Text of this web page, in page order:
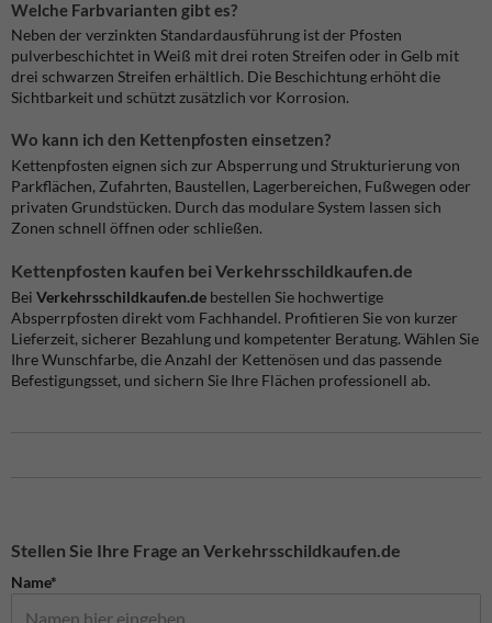
Welche Farbvarianten gibt es?
Neben der verzinkten Standardausführung ist der Pfosten
pulverbeschichtet in Weiß mit drei roten Streifen oder in Gelb mit
drei schwarzen Streifen erhältlich. Die Beschichtung erhöht die
Sichtbarkeit und schützt zusätzlich vor Korrosion.
Wo kann ich den Kettenpfosten einsetzen?
Kettenpfosten eignen sich zur Absperrung und Strukturierung von
Parkflächen, Zufahrten, Baustellen, Lagerbereichen, Fußwegen oder
privaten Grundstücken. Durch das modulare System lassen sich
Zonen schnell öffnen oder schließen.
Kettenpfosten kaufen bei Verkehrsschildkaufen.de
Bei Verkehrsschildkaufen.de bestellen Sie hochwertige
Absperrpfosten direkt vom Fachhandel. Profitieren Sie von kurzer
Lieferzeit, sicherer Bezahlung und kompetenter Beratung. Wählen Sie
Ihre Wunschfarbe, die Anzahl der Kettenösen und das passende
Befestigungsset, und sichern Sie Ihre Flächen professionell ab.
Stellen Sie Ihre Frage an Verkehrsschildkaufen.de
Name*